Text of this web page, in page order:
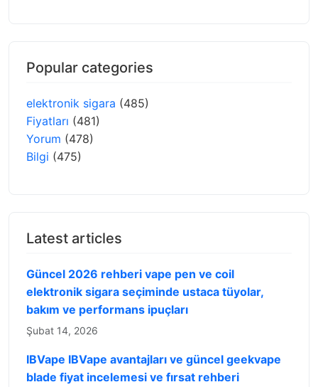
Popular categories
elektronik sigara (485)
Fiyatları (481)
Yorum (478)
Bilgi (475)
Latest articles
Güncel 2026 rehberi vape pen ve coil
elektronik sigara seçiminde ustaca tüyolar,
bakım ve performans ipuçları
Şubat 14, 2026
IBVape IBVape avantajları ve güncel geekvape
blade fiyat incelemesi ve fırsat rehberi